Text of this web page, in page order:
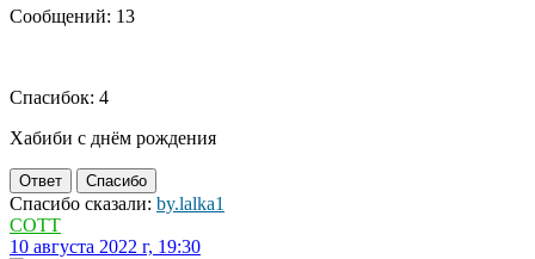
Сообщений: 13
Спасибок: 4
Хабиби с днём рождения
Ответ Спасибо
Спасибо сказали: by.lalka1
COTT
10 августа 2022 г, 19:30